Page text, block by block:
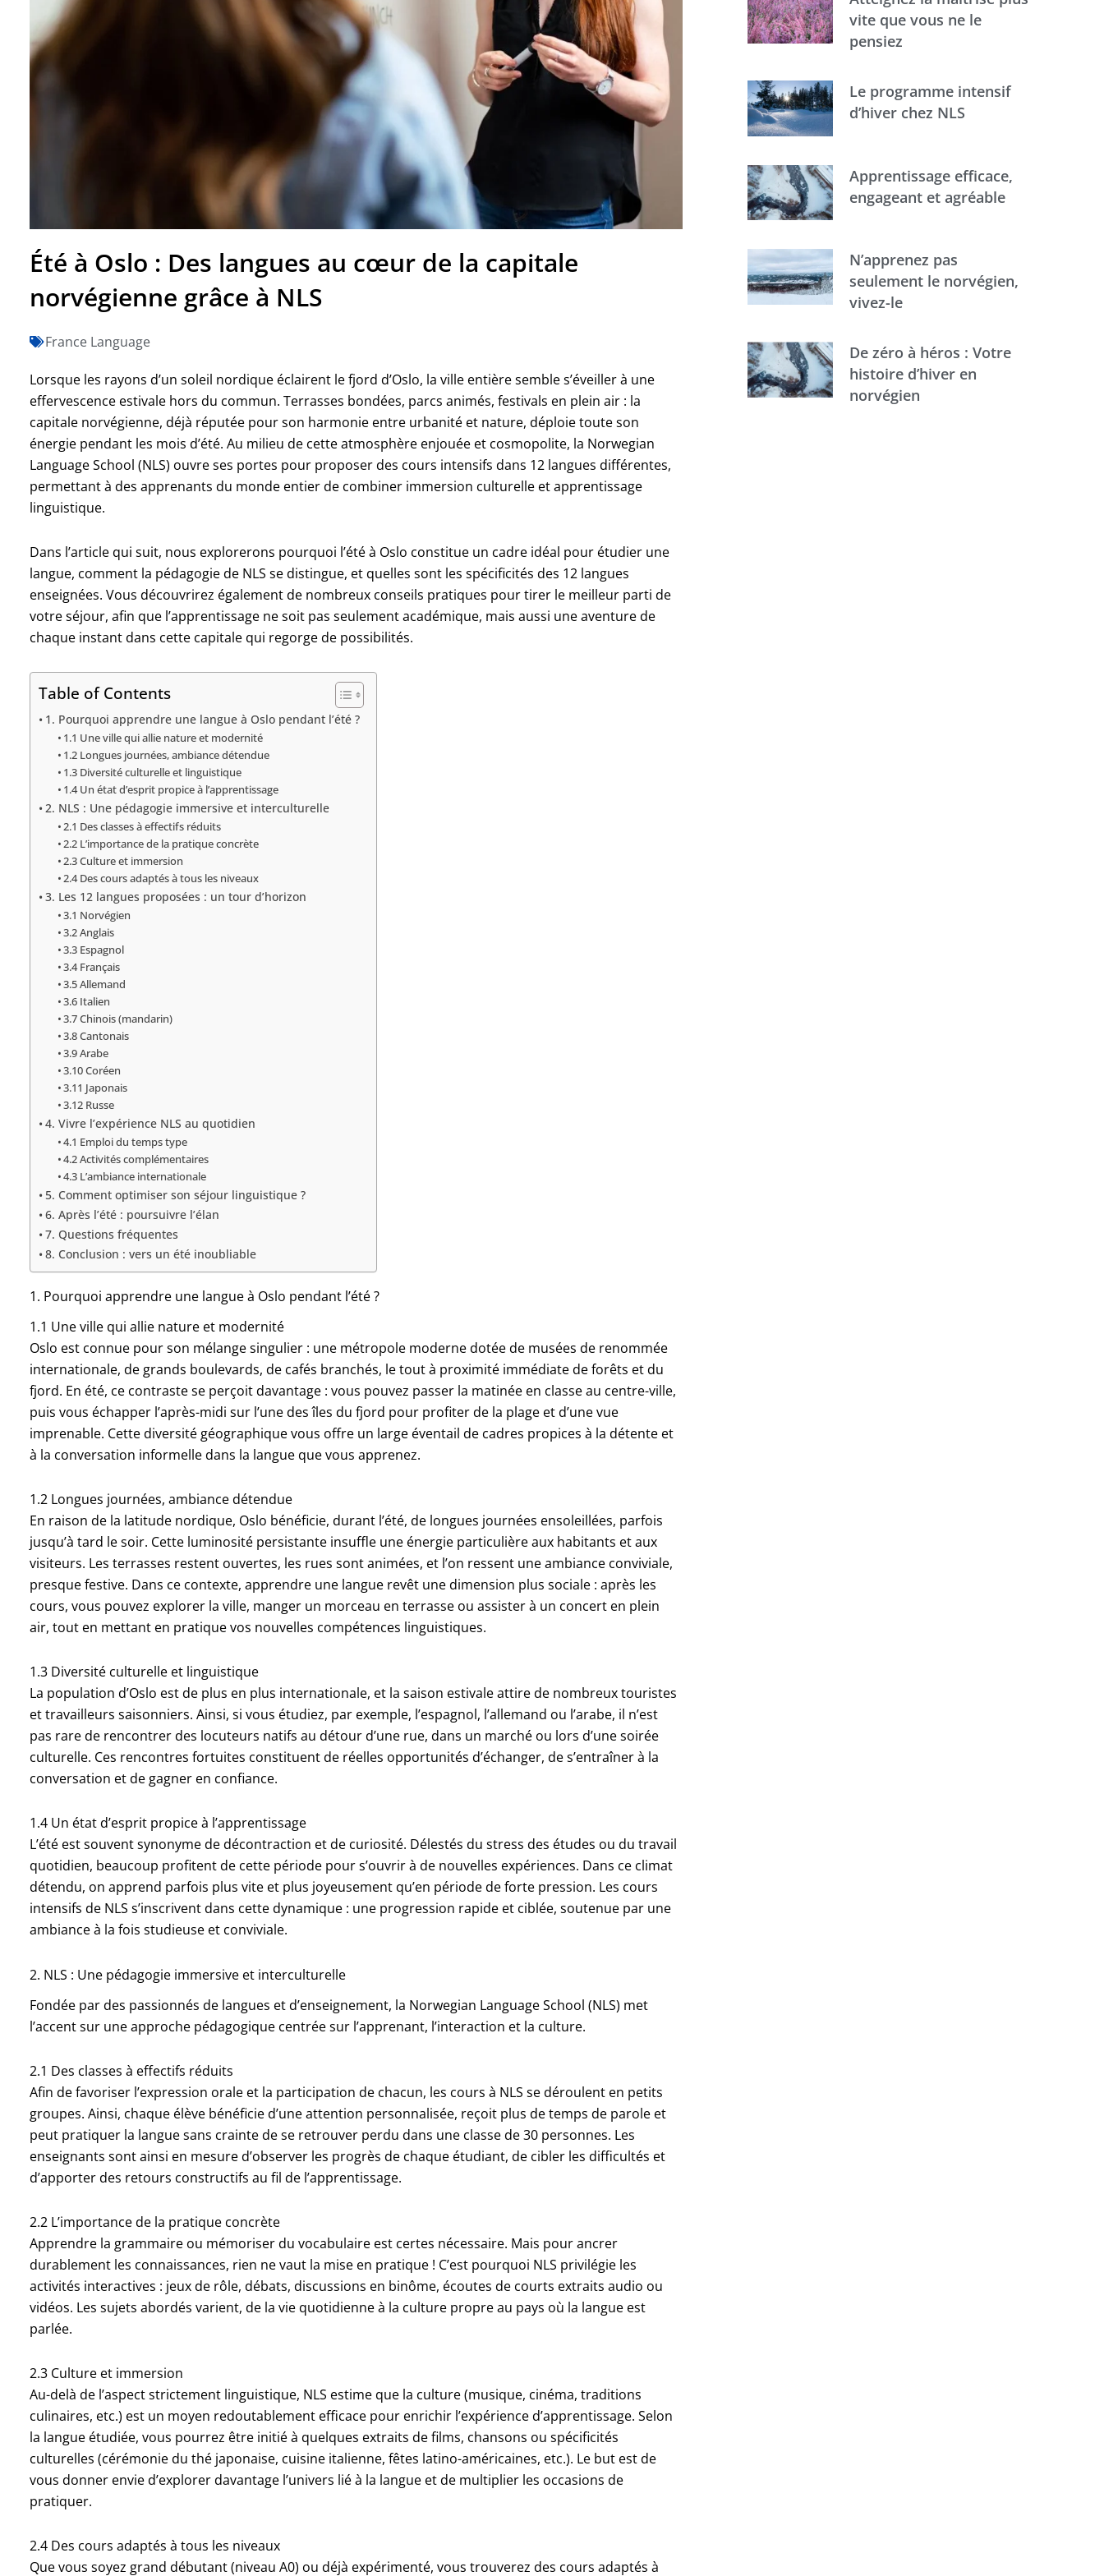
Été à Oslo : Des langues au cœur de la capitale
norvégienne grâce à NLS
France Language
Lorsque les rayons d’un soleil nordique éclairent le fjord d’Oslo, la ville entière semble s’éveiller à une
effervescence estivale hors du commun. Terrasses bondées, parcs animés, festivals en plein air : la
capitale norvégienne, déjà réputée pour son harmonie entre urbanité et nature, déploie toute son
énergie pendant les mois d’été. Au milieu de cette atmosphère enjouée et cosmopolite, la Norwegian
Language School (NLS) ouvre ses portes pour proposer des cours intensifs dans 12 langues différentes,
permettant à des apprenants du monde entier de combiner immersion culturelle et apprentissage
linguistique.
Dans l’article qui suit, nous explorerons pourquoi l’été à Oslo constitue un cadre idéal pour étudier une
langue, comment la pédagogie de NLS se distingue, et quelles sont les spécificités des 12 langues
enseignées. Vous découvrirez également de nombreux conseils pratiques pour tirer le meilleur parti de
votre séjour, afin que l’apprentissage ne soit pas seulement académique, mais aussi une aventure de
chaque instant dans cette capitale qui regorge de possibilités.
Table of Contents
1. Pourquoi apprendre une langue à Oslo pendant l’été ?
1.1 Une ville qui allie nature et modernité
1.2 Longues journées, ambiance détendue
1.3 Diversité culturelle et linguistique
1.4 Un état d’esprit propice à l’apprentissage
2. NLS : Une pédagogie immersive et interculturelle
2.1 Des classes à effectifs réduits
2.2 L’importance de la pratique concrète
2.3 Culture et immersion
2.4 Des cours adaptés à tous les niveaux
3. Les 12 langues proposées : un tour d’horizon
3.1 Norvégien
3.2 Anglais
3.3 Espagnol
3.4 Français
3.5 Allemand
3.6 Italien
3.7 Chinois (mandarin)
3.8 Cantonais
3.9 Arabe
3.10 Coréen
3.11 Japonais
3.12 Russe
4. Vivre l’expérience NLS au quotidien
4.1 Emploi du temps type
4.2 Activités complémentaires
4.3 L’ambiance internationale
5. Comment optimiser son séjour linguistique ?
6. Après l’été : poursuivre l’élan
7. Questions fréquentes
8. Conclusion : vers un été inoubliable
1. Pourquoi apprendre une langue à Oslo pendant l’été ?
1.1 Une ville qui allie nature et modernité
Oslo est connue pour son mélange singulier : une métropole moderne dotée de musées de renommée
internationale, de grands boulevards, de cafés branchés, le tout à proximité immédiate de forêts et du
fjord. En été, ce contraste se perçoit davantage : vous pouvez passer la matinée en classe au centre-ville,
puis vous échapper l’après-midi sur l’une des îles du fjord pour profiter de la plage et d’une vue
imprenable. Cette diversité géographique vous offre un large éventail de cadres propices à la détente et
à la conversation informelle dans la langue que vous apprenez.
1.2 Longues journées, ambiance détendue
En raison de la latitude nordique, Oslo bénéficie, durant l’été, de longues journées ensoleillées, parfois
jusqu’à tard le soir. Cette luminosité persistante insuffle une énergie particulière aux habitants et aux
visiteurs. Les terrasses restent ouvertes, les rues sont animées, et l’on ressent une ambiance conviviale,
presque festive. Dans ce contexte, apprendre une langue revêt une dimension plus sociale : après les
cours, vous pouvez explorer la ville, manger un morceau en terrasse ou assister à un concert en plein
air, tout en mettant en pratique vos nouvelles compétences linguistiques.
1.3 Diversité culturelle et linguistique
La population d’Oslo est de plus en plus internationale, et la saison estivale attire de nombreux touristes
et travailleurs saisonniers. Ainsi, si vous étudiez, par exemple, l’espagnol, l’allemand ou l’arabe, il n’est
pas rare de rencontrer des locuteurs natifs au détour d’une rue, dans un marché ou lors d’une soirée
culturelle. Ces rencontres fortuites constituent de réelles opportunités d’échanger, de s’entraîner à la
conversation et de gagner en confiance.
1.4 Un état d’esprit propice à l’apprentissage
L’été est souvent synonyme de décontraction et de curiosité. Délestés du stress des études ou du travail
quotidien, beaucoup profitent de cette période pour s’ouvrir à de nouvelles expériences. Dans ce climat
détendu, on apprend parfois plus vite et plus joyeusement qu’en période de forte pression. Les cours
intensifs de NLS s’inscrivent dans cette dynamique : une progression rapide et ciblée, soutenue par une
ambiance à la fois studieuse et conviviale.
2. NLS : Une pédagogie immersive et interculturelle
Fondée par des passionnés de langues et d’enseignement, la Norwegian Language School (NLS) met
l’accent sur une approche pédagogique centrée sur l’apprenant, l’interaction et la culture.
2.1 Des classes à effectifs réduits
Afin de favoriser l’expression orale et la participation de chacun, les cours à NLS se déroulent en petits
groupes. Ainsi, chaque élève bénéficie d’une attention personnalisée, reçoit plus de temps de parole et
peut pratiquer la langue sans crainte de se retrouver perdu dans une classe de 30 personnes. Les
enseignants sont ainsi en mesure d’observer les progrès de chaque étudiant, de cibler les difficultés et
d’apporter des retours constructifs au fil de l’apprentissage.
2.2 L’importance de la pratique concrète
Apprendre la grammaire ou mémoriser du vocabulaire est certes nécessaire. Mais pour ancrer
durablement les connaissances, rien ne vaut la mise en pratique ! C’est pourquoi NLS privilégie les
activités interactives : jeux de rôle, débats, discussions en binôme, écoutes de courts extraits audio ou
vidéos. Les sujets abordés varient, de la vie quotidienne à la culture propre au pays où la langue est
parlée.
2.3 Culture et immersion
Au-delà de l’aspect strictement linguistique, NLS estime que la culture (musique, cinéma, traditions
culinaires, etc.) est un moyen redoutablement efficace pour enrichir l’expérience d’apprentissage. Selon
la langue étudiée, vous pourrez être initié à quelques extraits de films, chansons ou spécificités
culturelles (cérémonie du thé japonaise, cuisine italienne, fêtes latino-américaines, etc.). Le but est de
vous donner envie d’explorer davantage l’univers lié à la langue et de multiplier les occasions de
pratiquer.
2.4 Des cours adaptés à tous les niveaux
Que vous soyez grand débutant (niveau A0) ou déjà expérimenté, vous trouverez des cours adaptés à
vite que vous ne le
pensiez
Le programme intensif
d’hiver chez NLS
Apprentissage efficace,
engageant et agréable
N’apprenez pas
seulement le norvégien,
vivez-le
De zéro à héros : Votre
histoire d’hiver en
norvégien